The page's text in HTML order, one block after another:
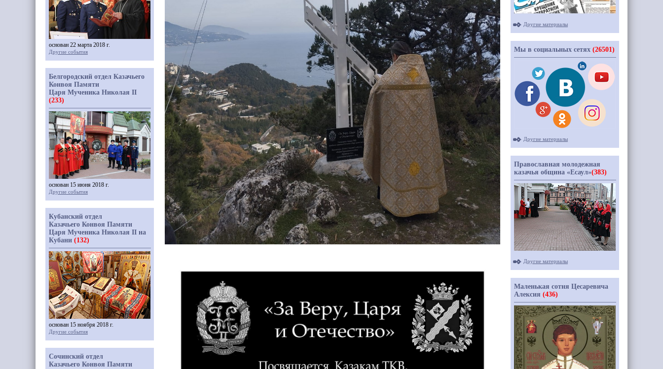
основан 22 марта 2018 г.
Другие события
Белгородский отдел Казачьего
Конвоя Памяти
Царя Мученика Николая II
(233)
основан 15 июня 2018 г.
Другие события
Кубанский отдел
Казачьего Конвоя Памяти
Царя Мученика Николая II на
Кубани (132)
основан 15 ноября 2018 г.
Другие события
Сочинский отдел
Казачьего Конвоя Памяти
Другие материалы
Мы в социальных сетях (26501)
Другие материалы
Православная молодежная
казачья община «Есаул»(383)
Другие материалы
Маленькая сотня Цесаревича
Алексия (436)